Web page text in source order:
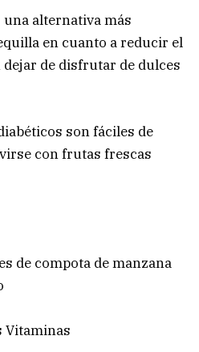
una alternativa más
en cuanto a reducir el
de disfrutar de dulces
son fáciles de
con frutas frescas
de compota de manzana
Vitaminas